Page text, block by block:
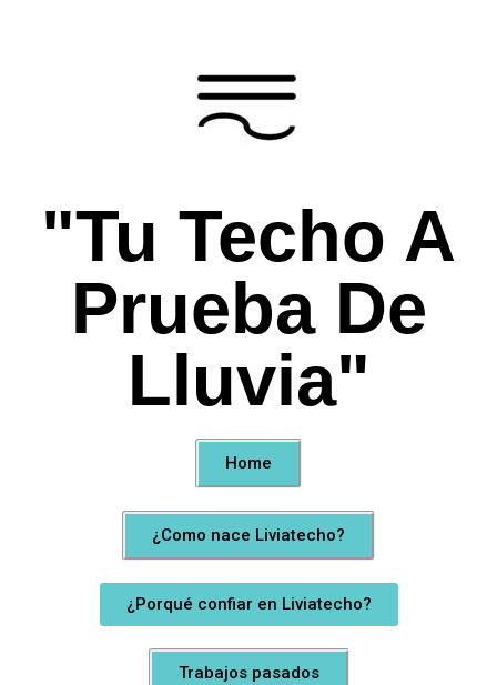
"Tu Techo A
Prueba De
Lluvia"
Home
¿Como nace Liviatecho?
¿Porqué confiar en Liviatecho?
Trabajos pasados